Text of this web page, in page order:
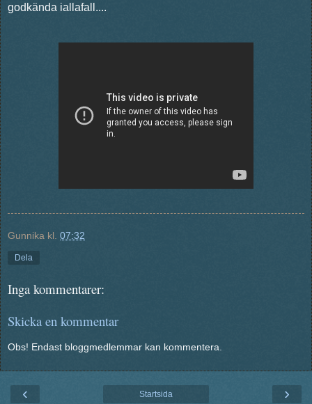
godkända iallafall....
Gunnika kl. 07:32
Dela
Inga kommentarer:
Skicka en kommentar
Obs! Endast bloggmedlemmar kan kommentera.
‹ ›
Startsida